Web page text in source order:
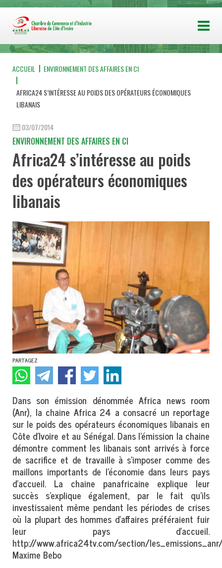
ACCUEIL ENVIRONNEMENT DES AFFAIRES EN CI
AFRICA24 S’INTÉRESSE AU POIDS DES OPÉRATEURS ÉCONOMIQUES
LIBANAIS
03/07/2014
ENVIRONNEMENT DES AFFAIRES EN CI
Africa24 s’intéresse au poids
des opérateurs économiques
libanais
PARTAGEZ
Dans son émission dénommée Africa news room
(Anr), la chaine Africa 24 a consacré un reportage
sur le poids des opérateurs économiques libanais en
Côte d’Ivoire et au Sénégal. Dans l’émission la chaine
démontre comment les libanais sont arrivés à force
de sacrifice et de travaille à s’imposer comme des
maillons importants de l’économie dans leurs pays
d’accueil. La chaine panafricaine explique leur
succès s’explique également, par le fait qu’ils
investissaient même pendant les périodes de crises
où la plupart des hommes d’affaires préféraient fuir
leur pays d’accueil.
http://www.africa24tv.com/section/
Maxime Bebo